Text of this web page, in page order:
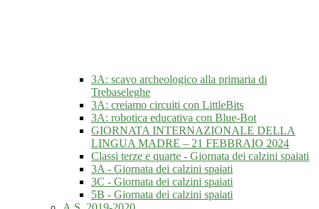
3A: scavo archeologico alla primaria di
Trebaseleghe
3A: creiamo circuiti con LittleBits
3A: robotica educativa con Blue-Bot
GIORNATA INTERNAZIONALE DELLA
LINGUA MADRE – 21 FEBBRAIO 2024
Classi terze e quarte - Giornata dei calzini spaiati
3A - Giornata dei calzini spaiati
3C - Giornata dei calzini spaiati
5B - Giornata dei calzini spaiati